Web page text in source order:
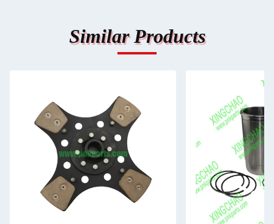
Similar Products